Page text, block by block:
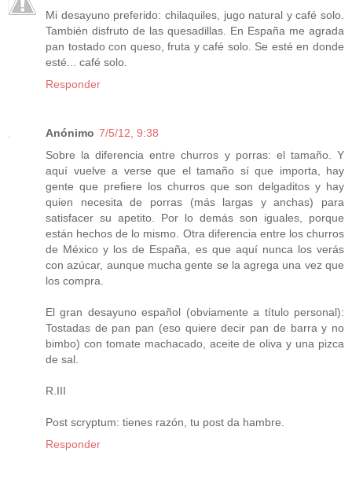
Mi desayuno preferido: chilaquiles, jugo natural y café solo.
También disfruto de las quesadillas. En España me agrada
pan tostado con queso, fruta y café solo. Se esté en donde
esté... café solo.
Responder
Anónimo 7/5/12, 9:38
Sobre la diferencia entre churros y porras: el tamaño. Y
aquí vuelve a verse que el tamaño sí que importa, hay
gente que prefiere los churros que son delgaditos y hay
quien necesita de porras (más largas y anchas) para
satisfacer su apetito. Por lo demás son iguales, porque
están hechos de lo mismo. Otra diferencia entre los churros
de México y los de España, es que aquí nunca los verás
con azúcar, aunque mucha gente se la agrega una vez que
los compra.
El gran desayuno español (obviamente a título personal):
Tostadas de pan pan (eso quiere decir pan de barra y no
bimbo) con tomate machacado, aceite de oliva y una pizca
de sal.
R.III
Post scryptum: tienes razón, tu post da hambre.
Responder